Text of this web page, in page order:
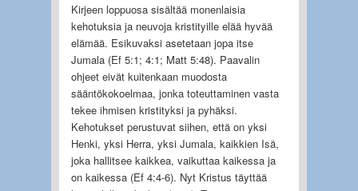
Kirjeen loppuosa sisältää monenlaisia
kehotuksia ja neuvoja kristityille elää hyvää
elämää. Esikuvaksi asetetaan jopa itse
Jumala (Ef 5:1; 4:1; Matt 5:48). Paavalin
ohjeet eivät kuitenkaan muodosta
sääntökokoelmaa, jonka toteuttaminen vasta
tekee ihmisen kristityksi ja pyhäksi.
Kehotukset perustuvat siihen, että on yksi
Henki, yksi Herra, yksi Jumala, kaikkien Isä,
joka hallitsee kaikkea, vaikuttaa kaikessa ja
on kaikessa (Ef 4:4-6). Nyt Kristus täyttää